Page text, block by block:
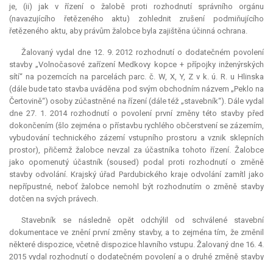
je, (ii) jak v řízení o žalobě proti rozhodnutí správního orgánu
(navazujícího řetězeného aktu) zohlednit zrušení podmiňujícího
řetězeného aktu, aby právům žalobce byla zajištěna účinná ochrana.
Žalovaný vydal dne 12. 9. 2012 rozhodnutí o dodatečném povolení
stavby „Volnočasové zařízení Medkovy kopce + přípojky inženýrských
sítí“ na pozemcích na parcelách parc. č. W, X, Y, Z v k. ú. R. u Hlinska
(dále bude tato stavba uváděna pod svým obchodním názvem „Peklo na
Čertovině“) osoby zúčastněné na řízení (dále též „stavebník“). Dále vydal
dne 27. 1. 2014 rozhodnutí o povolení první změny této stavby před
dokončením (šlo zejména o přístavbu rychlého občerstvení se zázemím,
vybudování technického zázemí vstupního prostoru a vznik sklepních
prostor), přičemž žalobce nevzal za účastníka tohoto řízení. Žalobce
jako opomenutý účastník (soused) podal proti rozhodnutí o změně
stavby odvolání. Krajský úřad Pardubického kraje odvolání zamítl jako
nepřípustné, neboť žalobce nemohl být rozhodnutím o změně stavby
dotčen na svých právech.
Stavebník se následně opět odchýlil od schválené stavební
dokumentace ve znění první změny stavby, a to zejména tím, že změnil
některé dispozice, včetně dispozice hlavního vstupu. Žalovaný dne 16. 4.
2015 vydal rozhodnutí o dodatečném povolení a o druhé změně stavby